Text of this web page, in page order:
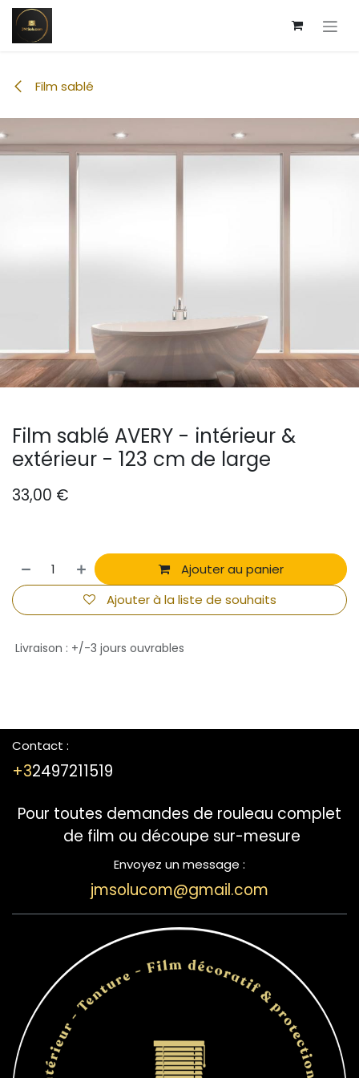
Se rendre au contenu
Film sablé
Film sablé AVERY - intérieur &
extérieur - 123 cm de large
33,00 €
Ajouter au panier
Ajouter à la liste de souhaits
Livraison : +/-3 jours ouvrables
Contact :
+32497211519
Pour toutes demandes de rouleau complet
de film ou découpe sur-mesure
Envoyez un message :
jmsolucom@gmail.com